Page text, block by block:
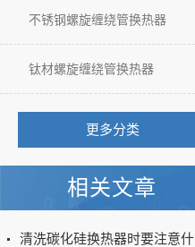
不锈钢螺旋缠绕管换热器
钛材螺旋缠绕管换热器
更多分类
相关文章